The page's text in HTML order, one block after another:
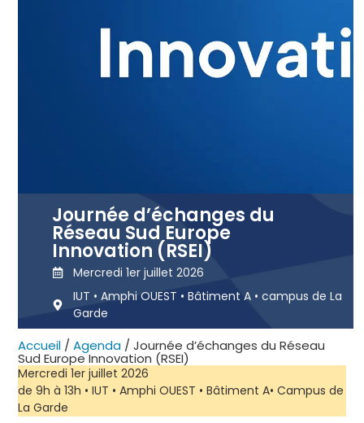
Journée d’échanges du
Réseau Sud Europe
Innovation (RSEI)
Mercredi 1er juillet 2026
IUT • Amphi OUEST • Bâtiment A • campus de La
Garde
Accueil /Agenda /Journée d’échanges du Réseau
Sud Europe Innovation (RSEI)
Mercredi 1er juillet 2026
de 9h à 13h • IUT • Amphi OUEST • Bâtiment A• Campus de
La Garde